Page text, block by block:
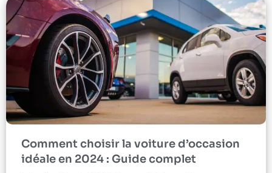
Comment choisir la voiture d’occasion
idéale en 2024 : Guide complet